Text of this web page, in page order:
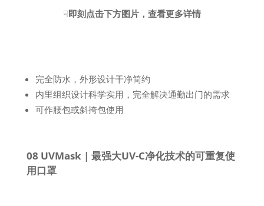
☟即刻点击下方图片，查看更多详情
完全防水，外形设计干净简约
内里组织设计科学实用，完全解决通勤出门的需求
可作腰包或斜挎包使用
08 UVMask | 最强大UV-C净化技术的可重复使
用口罩